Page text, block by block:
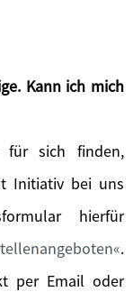
Kann ich mich
für sich finden,
Initiativ bei uns
hierfür
.
per Email oder